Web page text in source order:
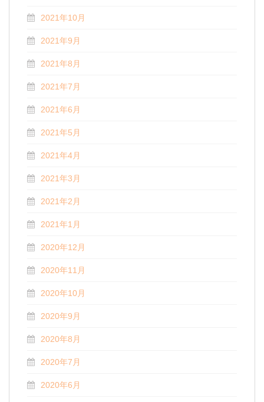
2021年10月
2021年9月
2021年8月
2021年7月
2021年6月
2021年5月
2021年4月
2021年3月
2021年2月
2021年1月
2020年12月
2020年11月
2020年10月
2020年9月
2020年8月
2020年7月
2020年6月